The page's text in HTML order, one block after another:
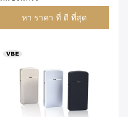
หา ราคา ที่ ดี ที่สุด